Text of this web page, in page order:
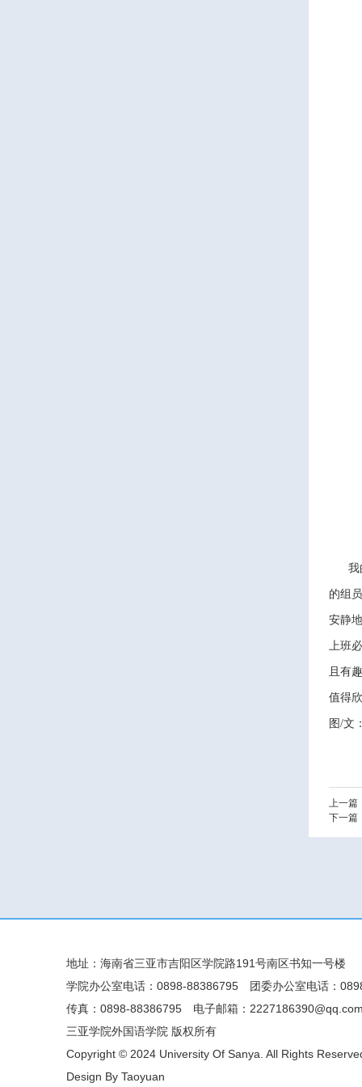
我的
的组
安静
上班
且有
值得
图 /文
上一篇
下一篇
地址：海南省三亚市吉阳区学院路191号南区书知一号楼
学院办公室电话：0898-88386795
团委办公室电话：
传真：0898-88386795
电子邮箱：2227186390@qq.com
三亚学院外国语学院 版权所有
Copyright © 2024 University Of Sanya. All Rights
Design By Taoyuan